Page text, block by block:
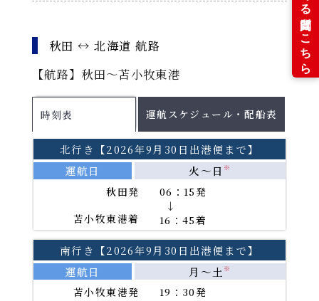
各運航日の船舶名はこちらをご確認ください。
2026年8月
PDF
2026年9月 PDF
PDF
2026年11月 PDF
PDFファイルをご覧になる
には、Adobe(R)Reader(TM)が必要です。
秋田 ↔ 北海道 航路
【航路】秋田～苫小牧東港
時刻表
北行き【2026年9月30日出港便まで】
運航日
火～日 ※
秋田発
苫小牧東港着
06：15発
→
16：45着
南行き【2026年9月30日出港便まで】
運航日
月～土 ※
苫小牧東港発
19：30発
運航スケジュール・配船表